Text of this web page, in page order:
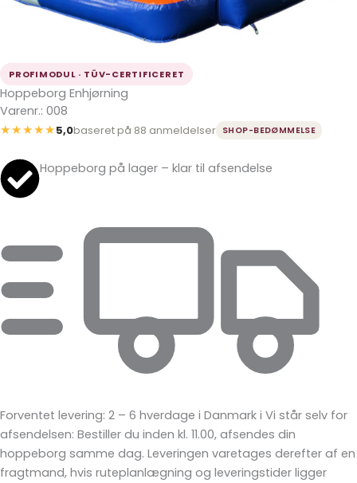
PROFIMODUL · TÜV-CERTIFICERET
Hoppeborg Enhjørning
Varenr.: 008
★★★★★5,0baseret på 88 anmeldelser SHOP-BEDØMMELSE
Hoppeborg på lager – klar til afsendelse
Forventet levering: 2 – 6 hverdage i Danmark i Vi står selv for
afsendelsen: Bestiller du inden kl. 11.00, afsendes din
hoppeborg samme dag. Leveringen varetages derefter af en
fragtmand, hvis ruteplanlægning og leveringstider ligger